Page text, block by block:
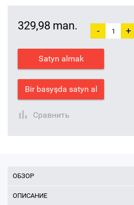
329,98 man. - +
Satyn almak
Bir basyşda satyn al
Сравнить
ОБЗОР
ОПИСАНИЕ